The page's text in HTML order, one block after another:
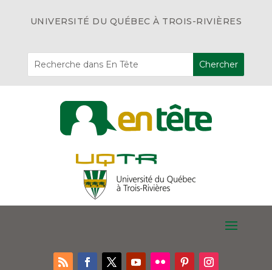
UNIVERSITÉ DU QUÉBEC À TROIS-RIVIÈRES